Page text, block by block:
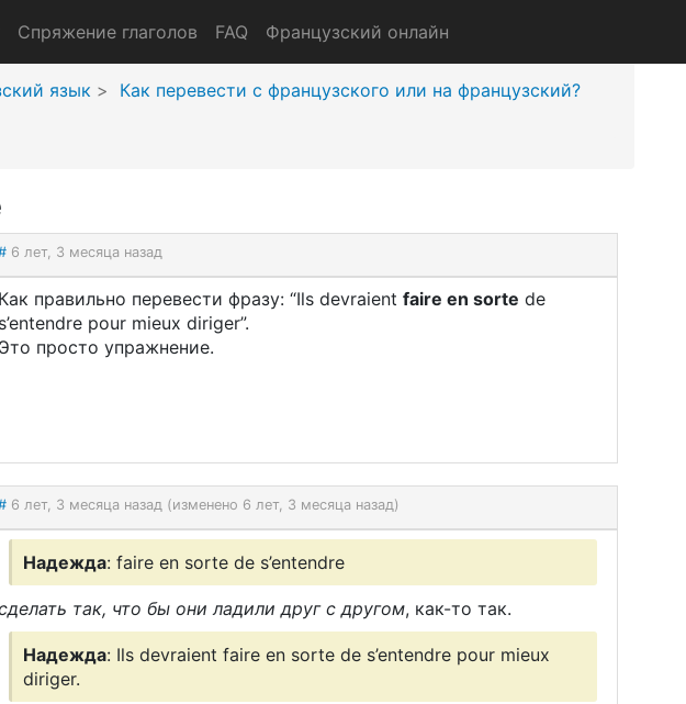
Спряжение глаголов FAQ Французский онлайн
язык
Как перевести с французского или на французский?
6 лет, 3 месяца назад
Как правильно перевести фразу: “Ils devraient faire en sorte de
s’entendre pour mieux diriger”.
Это просто упражнение.
6 лет, 3 месяца назад (изменено 6 лет, 3 месяца назад)
Надежда: faire en sorte de s’entendre
так, что бы они ладили друг с другом, как-то так.
Надежда: Ils devraient faire en sorte de s’entendre pour mieux
diriger.